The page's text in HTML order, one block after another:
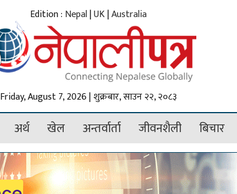
Edition : Nepal|UK|Australia
Friday, August 7, 2026 | शुक्रबार, साउन २२, २०८३
अर्थ खेल अन्तर्वार्ता जीवनशैली बिचार